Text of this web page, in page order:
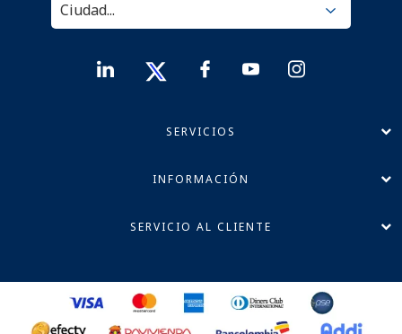
SERVICIOS
INFORMACIÓN
SERVICIO AL CLIENTE